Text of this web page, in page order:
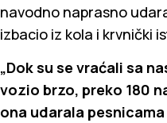
navodno naprasno
izbacio iz kola i krvnički
„Dok su se vraćali sa
vozio brzo, preko 180
ona udarala